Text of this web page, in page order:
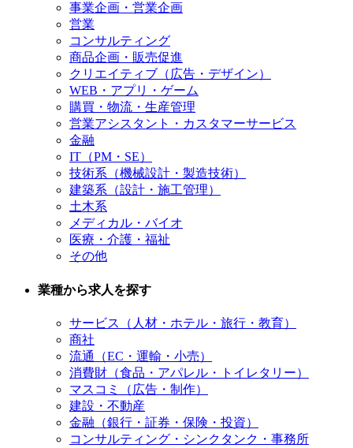
事業企画・営業企画
営業
コンサルティング
商品企画・販売促進
クリエイティブ（広告・デザイン）
WEB・アプリ・ゲーム
購買・物流・生産管理
営業アシスタント・カスタマーサービス
金融
IT（PM・SE）
技術系（機械設計・製造技術）
建築系（設計・施工管理）
土木系
メディカル・バイオ
医療・介護・福祉
その他
業種から求人を探す
サービス（人材・ホテル・旅行・教育）
商社
流通（EC・運輸・小売）
消費財（食品・アパレル・トイレタリー）
マスコミ（広告・制作）
建設・不動産
金融（銀行・証券・保険・投資）
コンサルティング・シンクタンク・事務所